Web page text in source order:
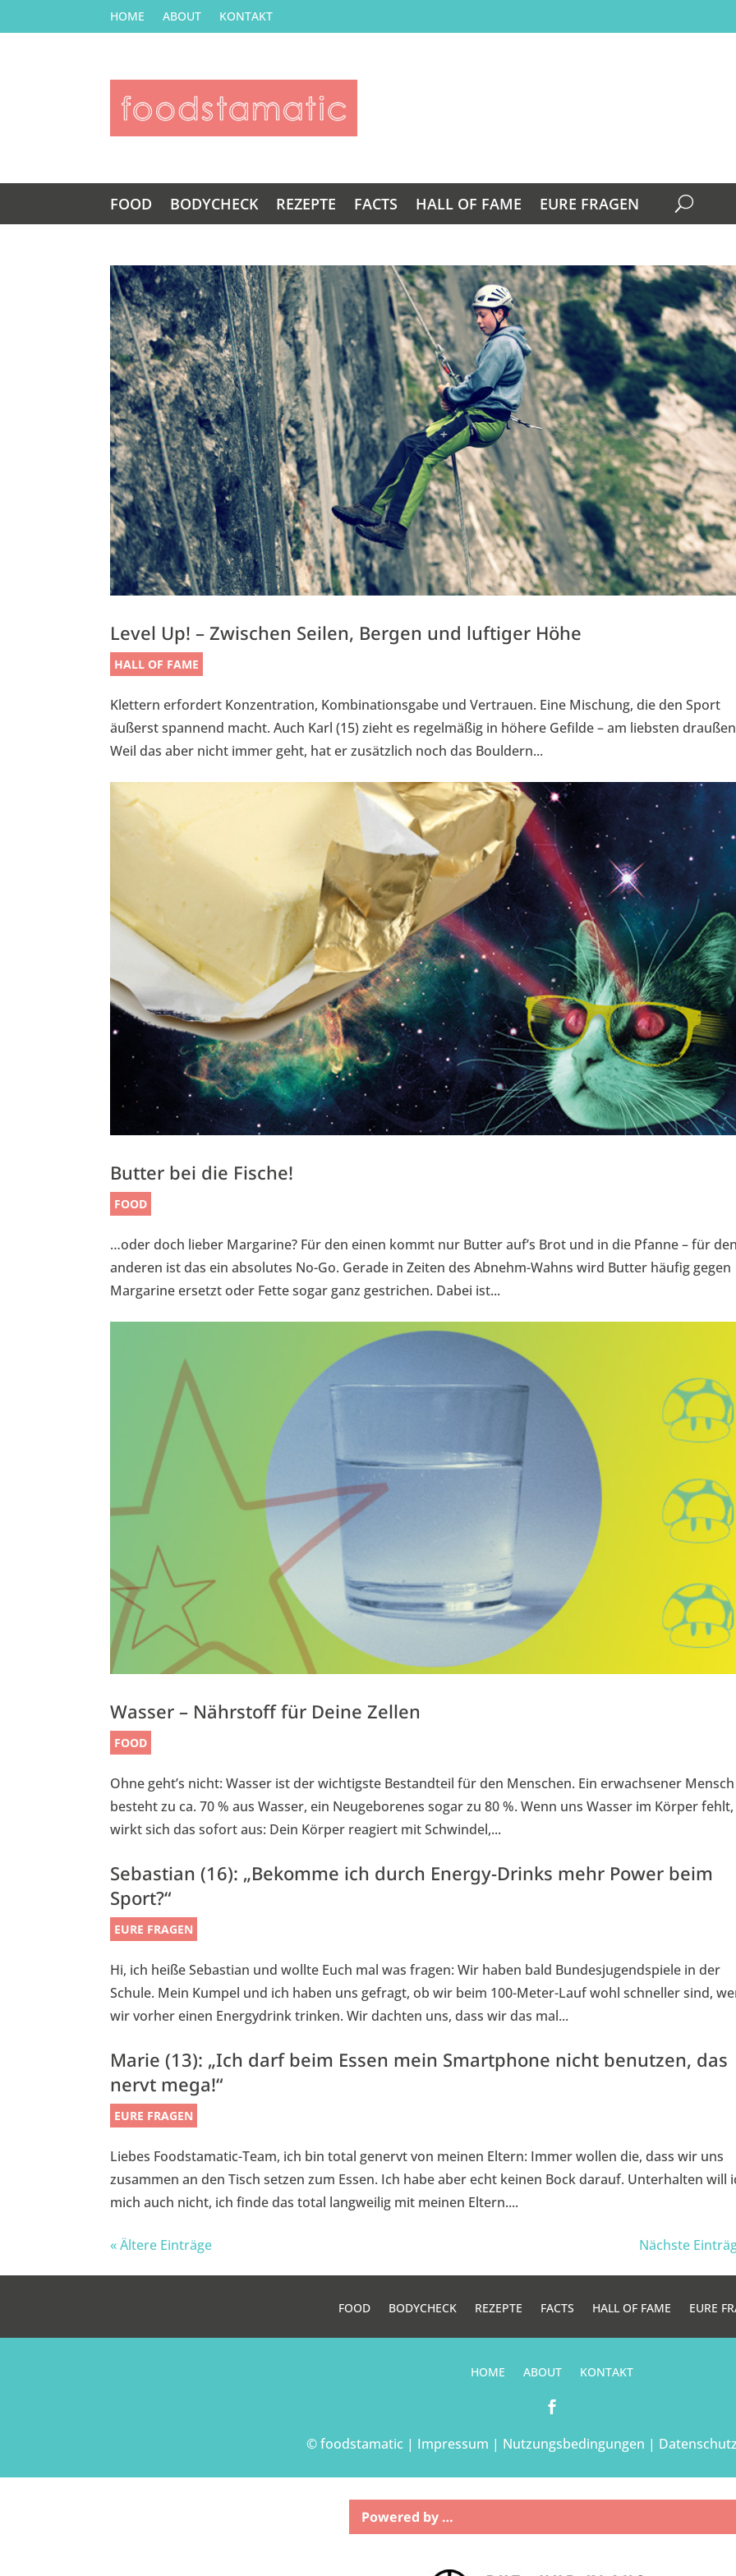
HOME ABOUT KONTAKT
FOOD BODYCHECK REZEPTE FACTS HALL OF FAME EURE FRAGEN
Level Up! – Zwischen Seilen, Bergen und luftiger Höhe
HALL OF FAME
Klettern erfordert Konzentration, Kombinationsgabe und Vertrauen. Eine Mischung, die den Sport
äußerst spannend macht. Auch Karl (15) zieht es regelmäßig in höhere Gefilde – am liebsten
Weil das aber nicht immer geht, hat er zusätzlich noch das Bouldern...
Butter bei die Fische!
FOOD
…oder doch lieber Margarine? Für den einen kommt nur Butter auf’s Brot und in die Pfanne – für
anderen ist das ein absolutes No-Go. Gerade in Zeiten des Abnehm-Wahns wird Butter häufig gegen
Margarine ersetzt oder Fette sogar ganz gestrichen. Dabei ist...
Wasser – Nährstoff für Deine Zellen
FOOD
Ohne geht’s nicht: Wasser ist der wichtigste Bestandteil für den Menschen. Ein erwachsener Mensch
besteht zu ca. 70 % aus Wasser, ein Neugeborenes sogar zu 80 %. Wenn uns Wasser im Körper fehlt,
wirkt sich das sofort aus: Dein Körper reagiert mit Schwindel,...
Sebastian (16): „Bekomme ich durch Energy-Drinks mehr Power beim
Sport?“
EURE FRAGEN
Hi, ich heiße Sebastian und wollte Euch mal was fragen: Wir haben bald Bundesjugendspiele in der
Schule. Mein Kumpel und ich haben uns gefragt, ob wir beim 100-Meter-Lauf wohl schneller sind,
wir vorher einen Energydrink trinken. Wir dachten uns, dass wir das mal...
Marie (13): „Ich darf beim Essen mein Smartphone nicht benutzen, das
nervt mega!“
EURE FRAGEN
Liebes Foodstamatic-Team, ich bin total genervt von meinen Eltern: Immer wollen die, dass wir uns
zusammen an den Tisch setzen zum Essen. Ich habe aber echt keinen Bock darauf. Unterhalten will
mich auch nicht, ich finde das total langweilig mit meinen Eltern....
« Ältere Einträge Nächste
FOOD BODYCHECK REZEPTE FACTS HALL OF FAME EURE
HOME ABOUT KONTAKT

© foodstamatic | Impressum | Nutzungsbedingungen |
Powered by …